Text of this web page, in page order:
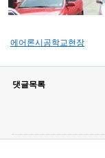
에어론시공학교현장
댓글목록